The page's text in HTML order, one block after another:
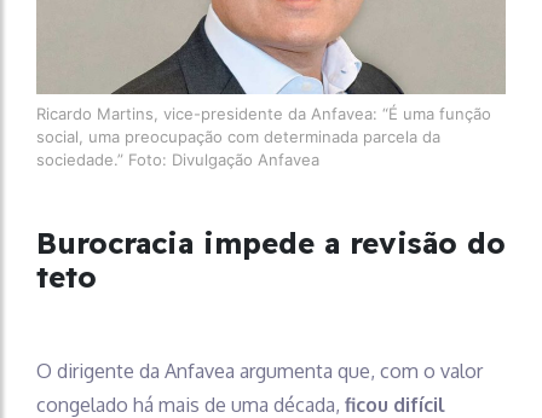
Ricardo Martins, vice-presidente da Anfavea: “É uma função
social, uma preocupação com determinada parcela da
sociedade.” Foto: Divulgação Anfavea
Burocracia impede a revisão do
teto
O dirigente da Anfavea argumenta que, com o valor
congelado há mais de uma década, ficou difícil